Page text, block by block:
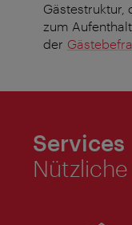
Gästestruktur,
zum
der
Services